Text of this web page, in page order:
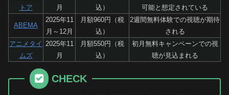
トア
月
込）
可能と想定されている
ABEMA
2025年11
月～12月
月額960円（税
込）
2週間無料体験での視聴が期待
される
アニメタイ
ムズ
2025年11
月
月額550円（税
込）
初月無料キャンペーンでの視
聴が見込まれる
CHECK